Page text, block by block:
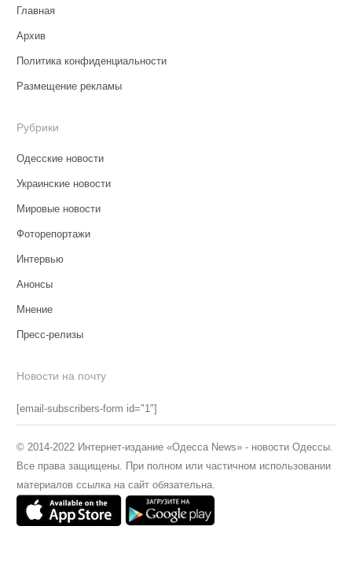
Главная
Архив
Политика конфиденциальности
Размещение рекламы
Рубрики
Одесские новости
Украинские новости
Мировые новости
Фоторепортажи
Интервью
Анонсы
Мнение
Пресс-релизы
Новости на почту
[email-subscribers-form id="1"]
© 2014-2022 Интернет-издание «Одесса News» - новости Одессы.
Все права защищены. При полном или частичном использовании
материалов ссылка на сайт обязательна.